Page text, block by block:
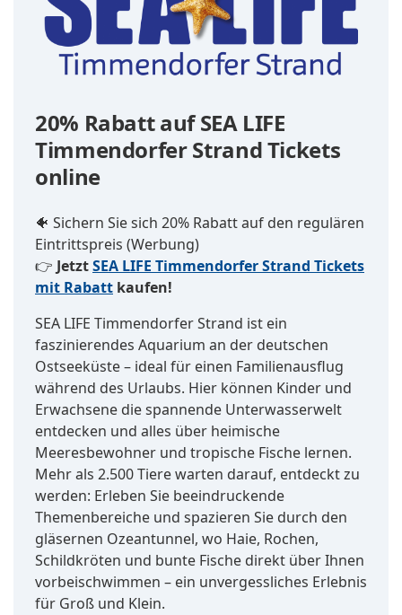
20% Rabatt auf SEA LIFE
Timmendorfer Strand Tickets
online
🐠 Sichern Sie sich 20% Rabatt auf den regulären
Eintrittspreis (Werbung)
👉 JetztSEA LIFE Timmendorfer Strand Tickets
mit Rabatt kaufen!
SEA LIFE Timmendorfer Strand ist ein
faszinierendes Aquarium an der deutschen
Ostseeküste – ideal für einen Familienausflug
während des Urlaubs. Hier können Kinder und
Erwachsene die spannende Unterwasserwelt
entdecken und alles über heimische
Meeresbewohner und tropische Fische lernen.
Mehr als 2.500 Tiere warten darauf, entdeckt zu
werden: Erleben Sie beeindruckende
Themenbereiche und spazieren Sie durch den
gläsernen Ozeantunnel, wo Haie, Rochen,
Schildkröten und bunte Fische direkt über Ihnen
vorbeischwimmen – ein unvergessliches Erlebnis
für Groß und Klein.